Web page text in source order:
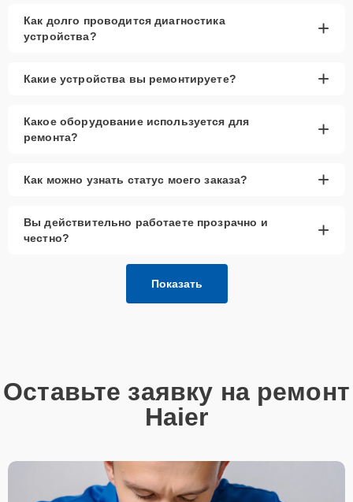
Как долго проводится диагностика
устройства?
+
Какие устройства вы ремонтируете? +
Какое оборудование используется для
ремонта?
+
Как можно узнать статус моего заказа? +
Вы действительно работаете прозрачно и
честно?
+
Показать
Оставьте заявку на ремонт
Haier